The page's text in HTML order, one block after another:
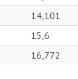
14,101
15,6
16,772